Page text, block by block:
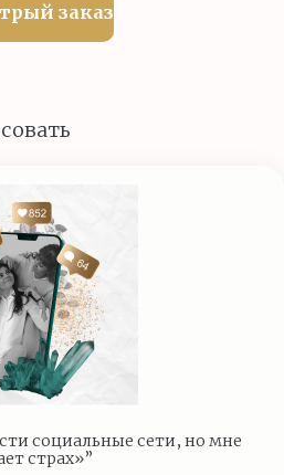
заказ
социальные сети, но мне
страх»”